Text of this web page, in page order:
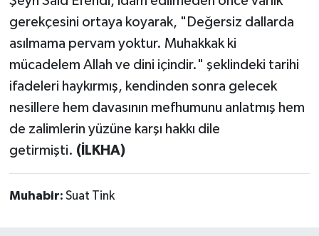
gerekçesini ortaya koyarak, "Değersiz dallarda
asılmama pervam yoktur. Muhakkak ki
mücadelem Allah ve dini içindir." şeklindeki tarihi
ifadeleri haykırmış, kendinden sonra gelecek
nesillere hem davasının mefhumunu anlatmış hem
de zalimlerin yüzüne karşı hakkı dile
getirmişti. (İLKHA)
Muhabir: Suat Tink